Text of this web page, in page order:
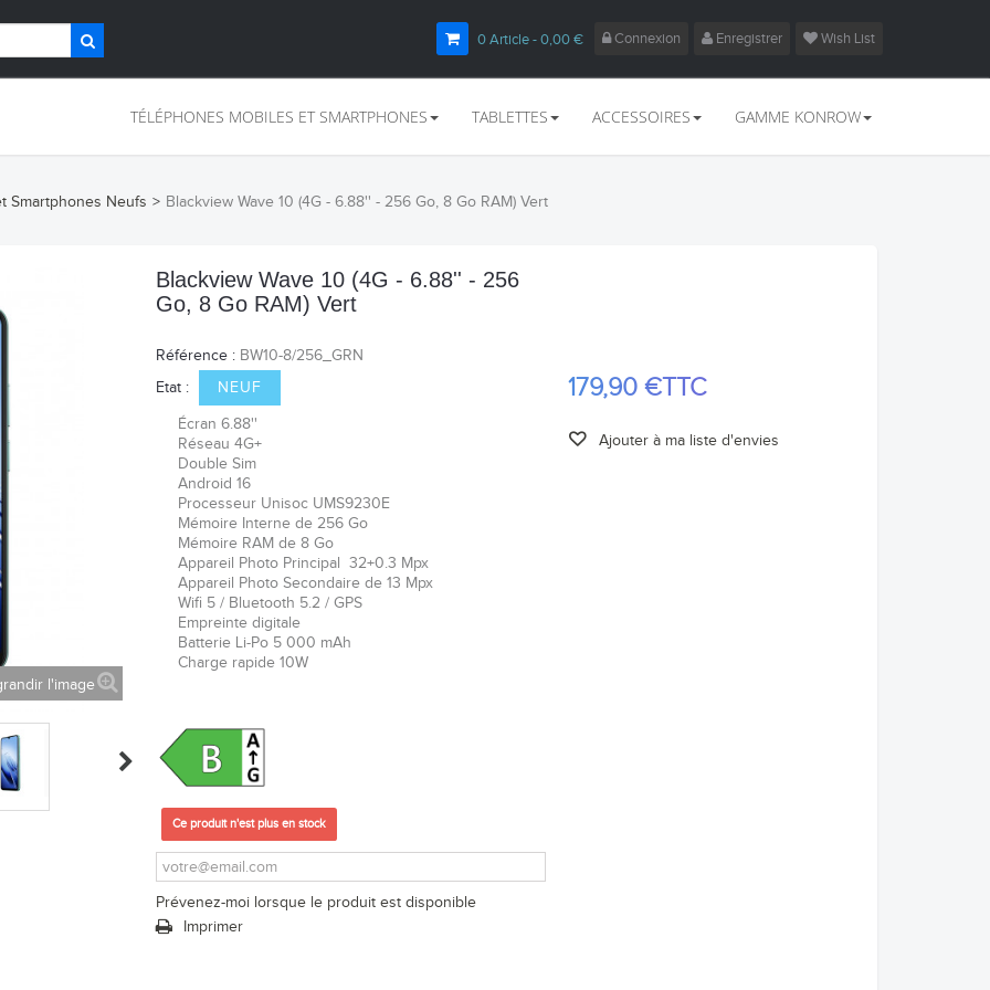
Connexion Enregistrer Wish List
0Article- 0,00 €
TÉLÉPHONES MOBILES ET SMARTPHONES TABLETTES ACCESSOIRES GAMME KONROW
Smartphones Neufs > Blackview Wave 10 (4G - 6.88'' - 256 Go, 8 Go RAM) Vert
l'image
Blackview Wave 10 (4G - 6.88'' - 256
Go, 8 Go RAM) Vert
Référence : BW10-8/256_GRN
Etat :
NEUF
Écran 6.88''
Réseau 4G+
Double Sim
Android 16
Processeur Unisoc UMS9230E
Mémoire Interne de 256 Go
Mémoire RAM de 8 Go
Appareil Photo Principal 32+0.3 Mpx
Appareil Photo Secondaire de 13 Mpx
Wifi 5 / Bluetooth 5.2 / GPS
Empreinte digitale
Batterie Li-Po 5 000 mAh
Charge rapide 10W
Ce produit n'est plus en stock
Prévenez-moi lorsque le produit est disponible
Imprimer
179,90 €TTC
Ajouter à ma liste d'envies